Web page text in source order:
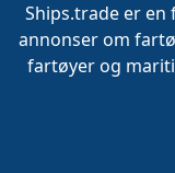
Ships.trade er en
annonser om
fartøyer og